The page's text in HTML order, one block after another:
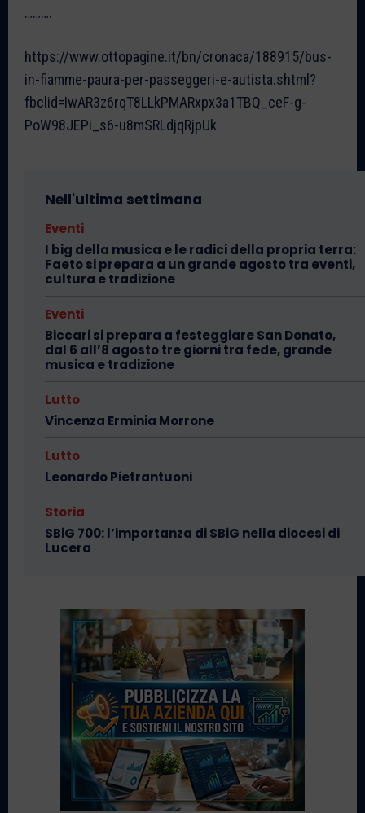
……….
https://www.ottopagine.it/bn/cronaca/188915/bus-
in-fiamme-paura-per-passeggeri-e-autista.shtml?
fbclid=IwAR3z6rqT8LLkPMARxpx3a1TBQ_ceF-g-
PoW98JEPi_s6-u8mSRLdjqRjpUk
Nell'ultima settimana
Eventi
I big della musica e le radici della propria terra:
Faeto si prepara a un grande agosto tra eventi,
cultura e tradizione
Eventi
Biccari si prepara a festeggiare San Donato,
dal 6 all’8 agosto tre giorni tra fede, grande
musica e tradizione
Lutto
Vincenza Erminia Morrone
Lutto
Leonardo Pietrantuoni
Storia
SBiG 700: l’importanza di SBiG nella diocesi di
Lucera